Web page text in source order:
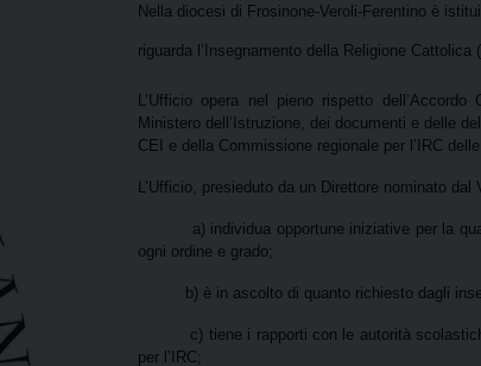
Nella diocesi di Frosinone-Veroli-Ferentino è
riguarda l’Insegnamento della Religione
L’Ufficio opera nel pieno rispetto
Ministero dell’Istruzione, dei documenti e delle
CEI e della Commissione regionale per l’IRC
L’Ufficio, presieduto da un Direttore nominato
a) individua opportune iniziative per la
ogni ordine e grado;
b) è in ascolto di quanto richiesto dagli
c) tiene i rapporti con le autorità
per l’IRC;